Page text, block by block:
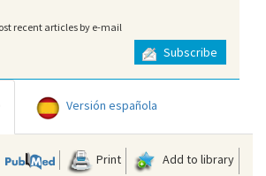
recent articles by e-mail
Subscribe
Versión española
Print
Add to library